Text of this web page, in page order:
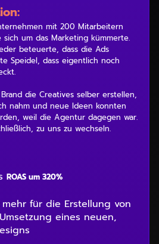
mit 200 Mitarbeitern
um das Marketing kümmerte.
beteuerte, dass die Ads
Speidel, dass eigentlich noch
die Creatives selber erstellen,
nahm und neue Ideen konnten
weil die Agentur dagegen war.
zu uns zu wechseln.
ROAS um 320%
mehr für die Erstellung von
eines neuen,